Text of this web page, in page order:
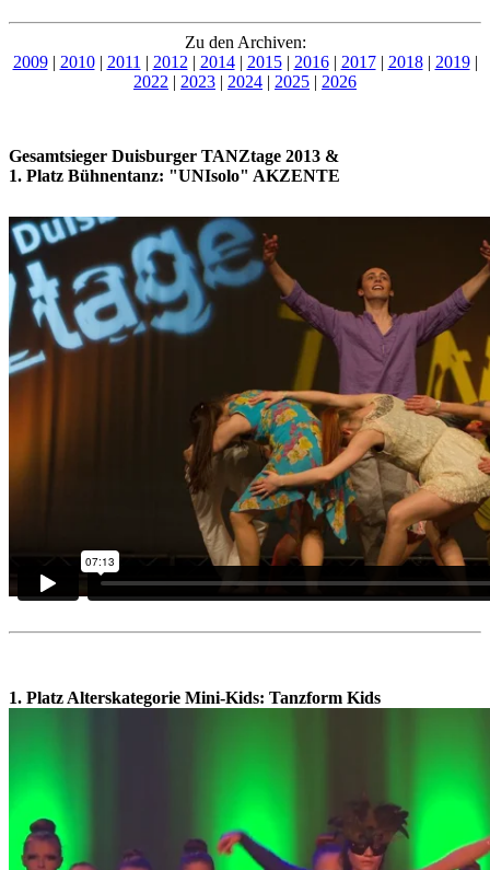
Zu den Archiven:
2009| 2010| 2011 | 2012 | 2014| 2015| 2016| 2017| 2018| 2019|
2022 | 2023 | 2024 | 2025 | 2026
Gesamtsieger Duisburger TANZtage 2013 &
1. Platz Bühnentanz: "UNIsolo" AKZENTE
1. Platz Alterskategorie Mini-Kids: Tanzform Kids